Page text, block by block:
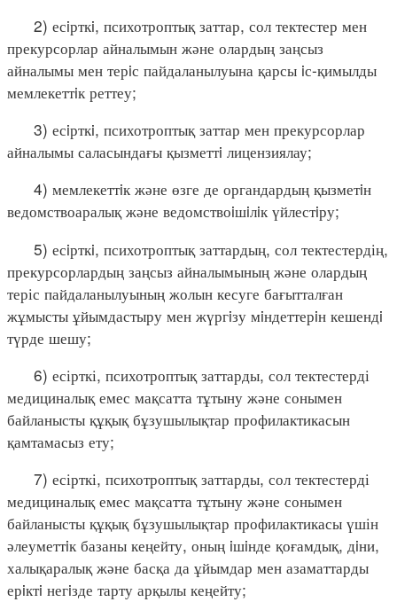
2) есiрткi, психотроптық заттар, сол тектестер мен
прекурсорлар айналымын және олардың заңсыз
айналымы мен терiс пайдаланылуына қарсы iс-қимылды
мемлекеттiк реттеу;
3) есiрткi, психотроптық заттар мен прекурсорлар
айналымы саласындағы қызметтi лицензиялау;
4) мемлекеттiк және өзге де органдардың қызметiн
ведомствоаралық және ведомствоiшiлiк үйлестiру;
5) есiрткi, психотроптық заттардың, сол тектестердің,
прекурсорлардың заңсыз айналымының және олардың
теріс пайдаланылуының жолын кесуге бағытталған
жұмысты ұйымдастыру мен жүргiзу мiндеттерiн кешендi
түрде шешу;
6) есірткі, психотроптық заттарды, сол тектестерді
медициналық емес мақсатта тұтыну және сонымен
байланысты құқық бұзушылықтар профилактикасын
қамтамасыз ету;
7) есірткі, психотроптық заттарды, сол тектестерді
медициналық емес мақсатта тұтыну және сонымен
байланысты құқық бұзушылықтар профилактикасы үшін
әлеуметтiк базаны кеңейту, оның iшiнде қоғамдық, дiни,
халықаралық және басқа да ұйымдар мен азаматтарды
ерiктi негiзде тарту арқылы кеңейту;